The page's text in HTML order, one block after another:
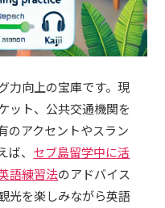
力向上の宝庫です。現
ット、公共交通機関を
のアクセントやスラン
、 セブ島留学中に活
語練習法のアドバイス
光を楽しみながら英語